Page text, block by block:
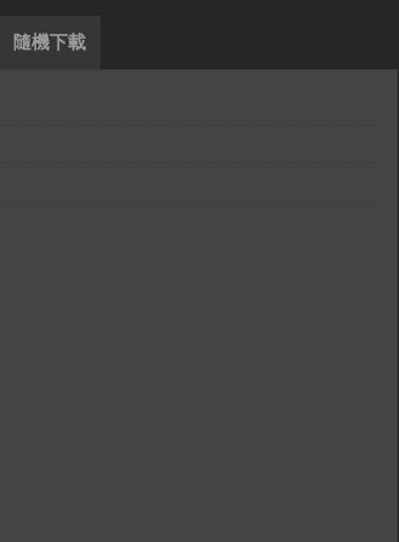
隨機下載